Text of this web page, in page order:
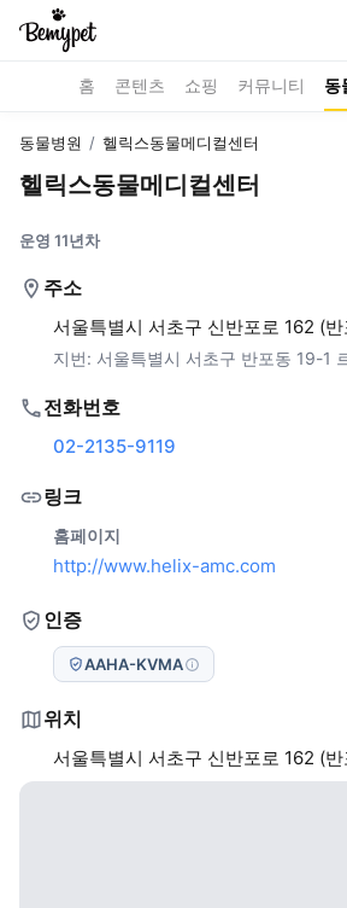
홈 콘텐츠 쇼핑 커뮤니티 동
동물병원 / 헬릭스동물메디컬센터
헬릭스동물메디컬센터
운영 11년차
주소
서울특별시 서초구 신반포로 162 (
지번: 서울특별시 서초구 반포동 19-1
전화번호
02-2135-9119
링크
홈페이지
http://www.helix-amc.com
인증
AAHA-KVMA
위치
서울특별시 서초구 신반포로 162 (